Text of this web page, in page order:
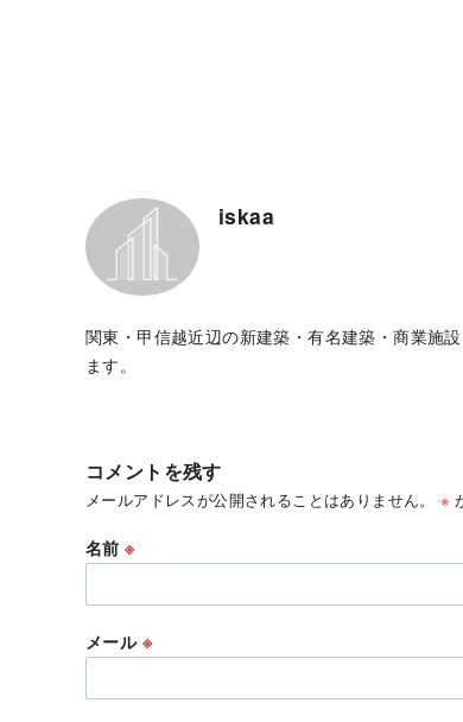
iskaa
関東・甲信越近辺の新建築・有名建築・商業施
ます。
コメントを残す
メールアドレスが公開されることはありません。 ※
名前※
メール ※